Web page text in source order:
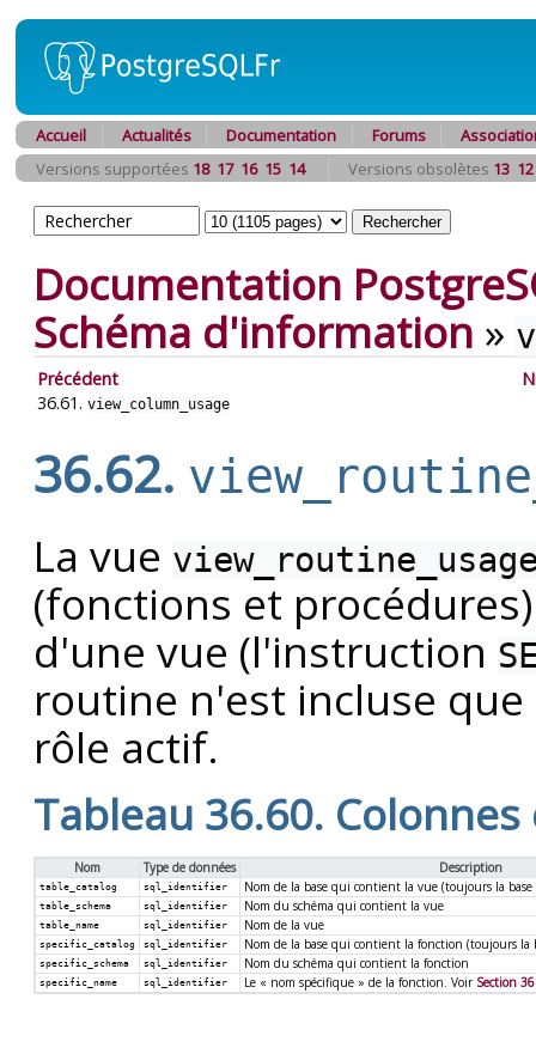
Accueil Actualités Documentation Forums
Versions supportées 18 17 16 15 14 Versions obsolètes 13 12
Documentation
Schéma d'information »
Précédent
36.61. view_column_usage
36.62.
La vue
(fonctions et
d'une vue (l'instruction
routine n'est incluse
rôle actif.
Tableau 36.60.
Nom Type de données Description
table_catalog sql_identifier Nom de la base qui contient la vue (toujours la base
table_schema sql_identifier Nom du schéma qui contient la vue
table_name sql_identifier Nom de la vue
specific_catalog sql_identifier Nom de la base qui contient la fonction (toujours la
specific_schema sql_identifier Nom du schéma qui contient la fonction
specific_name sql_identifier Le « nom spécifique» de la fonction. Voir Section